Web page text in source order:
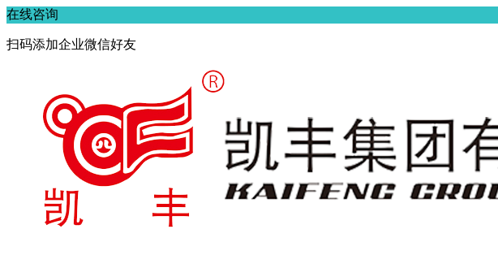
在线咨询
扫码添加企业微信好友